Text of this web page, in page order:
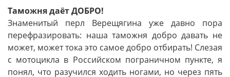
Таможня даёт ДОБРО!
Знаменитый перл Верещягина уже давно пора
перефразировать: наша таможня добро давать не
может, может тока это самое добро отбирать! Слезая
с мотоцикла в Российском пограничном пункте, я
понял, что разучился ходить ногами, но через пять